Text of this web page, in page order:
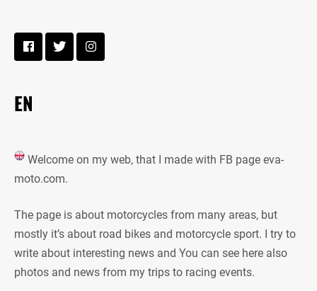
EN
Welcome on my web, that I made with FB page eva-
moto.com.
The page is about motorcycles from many areas, but
mostly it’s about road bikes and motorcycle sport. I try to
write about interesting news and You can see here also
photos and news from my trips to racing events.